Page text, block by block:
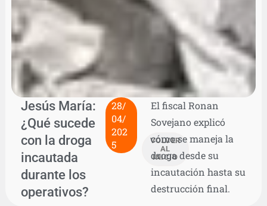
Jesús María:
¿Qué sucede
con la droga
incautada
durante los
operativos?
28/
04/
202
5
VOLVER
AL
INICIO
El fiscal Ronan
Sovejano explicó
cómo se maneja la
droga desde su
incautación hasta su
destrucción final.